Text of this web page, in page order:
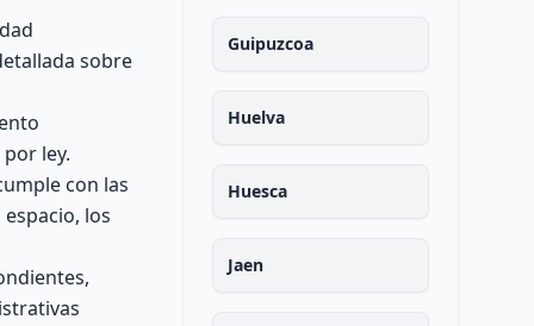
sobre
ley.
con las
los
Guipuzcoa
Huelva
Huesca
Jaen